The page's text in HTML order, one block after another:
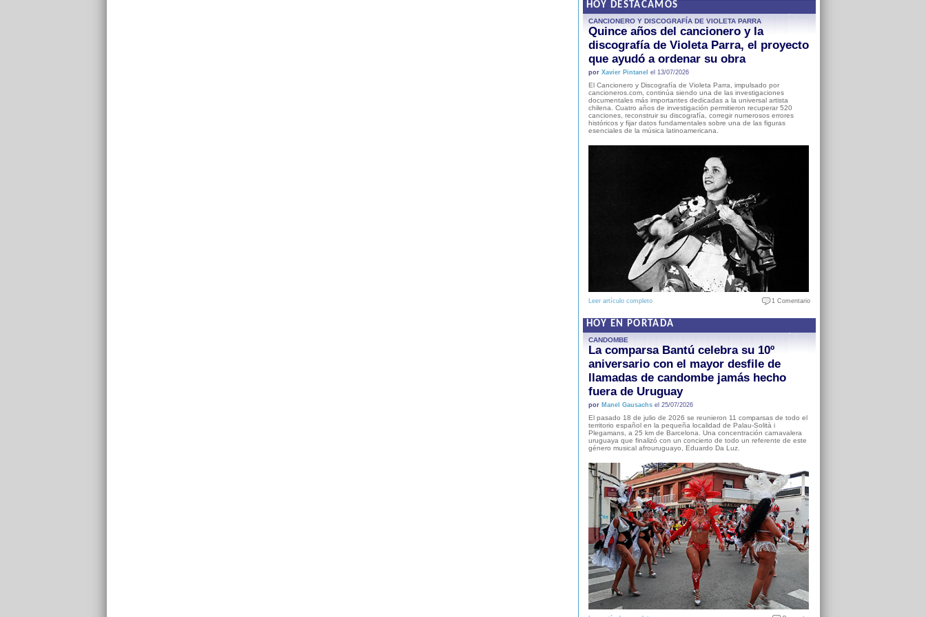
HOY DESTACAMOS
CANCIONERO Y DISCOGRAFÍA DE VIOLETA PARRA
Quince años del cancionero y la
discografía de Violeta Parra, el proyecto
que ayudó a ordenar su obra
por Xavier Pintanel el 13/07/2026
El Cancionero y Discografía de Violeta Parra, impulsado por
cancioneros.com, continúa siendo una de las investigaciones
documentales más importantes dedicadas a la universal artista
chilena. Cuatro años de investigación permitieron recuperar 520
canciones, reconstruir su discografía, corregir numerosos errores
históricos y fijar datos fundamentales sobre una de las figuras
esenciales de la música latinoamericana.
Leer artículo completo 1 Comentario
HOY EN PORTADA
CANDOMBE
La comparsa Bantú celebra su 10º
aniversario con el mayor desfile de
llamadas de candombe jamás hecho
fuera de Uruguay
por Manel Gausachsel 25/07/2026
El pasado 18 de julio de 2026 se reunieron 11 comparsas de todo el
territorio español en la pequeña localidad de Palau-Solità i
Plegamans, a 25 km de Barcelona. Una concentración carnavalera
uruguaya que finalizó con un concierto de todo un referente de este
género musical afrouruguayo, Eduardo Da Luz.